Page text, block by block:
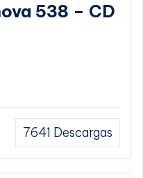
538 – CD
7641 Descargas